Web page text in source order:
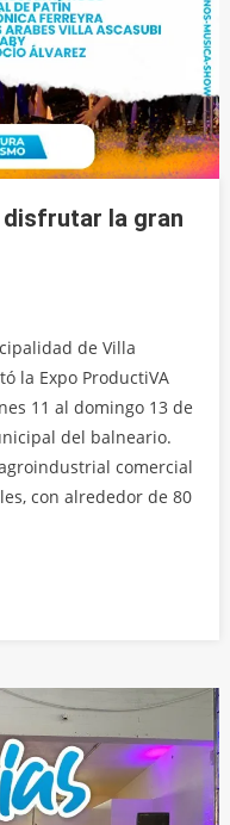
la gran
de Villa
la Expo ProductiVA
11 al domingo 13 de
del balneario.
comercial
con alrededor de 80